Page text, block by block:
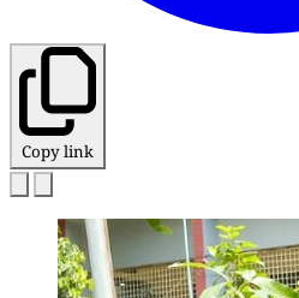
Copy link